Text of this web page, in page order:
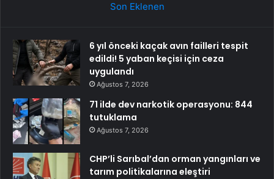
Son Eklenen
6 yıl önceki kaçak avın failleri tespit
edildi! 5 yaban keçisi için ceza
uygulandı
Ağustos 7, 2026
71 ilde dev narkotik operasyonu: 844
tutuklama
Ağustos 7, 2026
CHP’li Sarıbal’dan orman yangınları ve
tarım politikalarına eleştiri